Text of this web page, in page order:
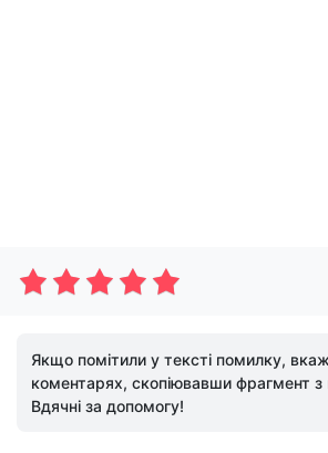
Якщо помітили у тексті помилку,
коментарях, скопіювавши фрагмент
Вдячні за допомогу!